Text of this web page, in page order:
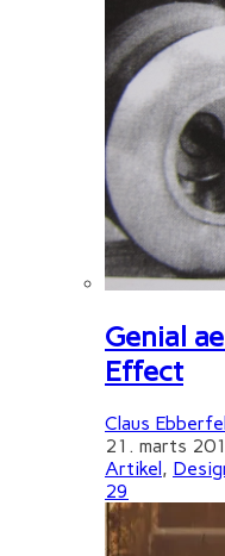
Genial
Effect
Claus
21. marts
Artikel,
29